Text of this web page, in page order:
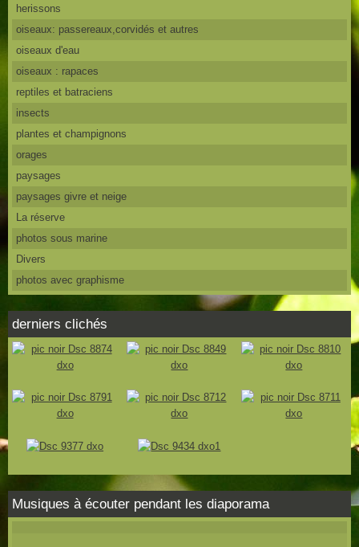
herissons
oiseaux: passereaux,corvidés et autres
oiseaux d'eau
oiseaux : rapaces
reptiles et batraciens
insects
plantes et champignons
orages
paysages
paysages givre et neige
La réserve
photos sous marine
Divers
photos avec graphisme
derniers clichés
Musiques à écouter pendant les diaporama